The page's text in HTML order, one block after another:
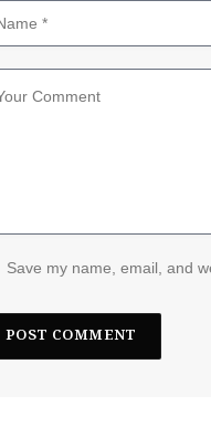
Save my name, email, and